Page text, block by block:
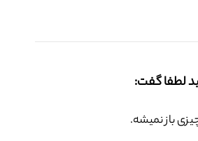
لطفا گفت:
باز نمیشه.